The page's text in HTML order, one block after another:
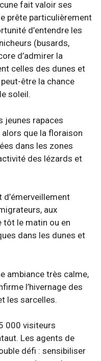
fait valoir ses
prête particulièrement
d’entendre les
(busards,
d’admirer la
celles des dunes et
être la chance
soleil.
jeunes rapaces
que la floraison
dans les zones
des lézards et
d’émerveillement
aux
tôt le matin ou en
dans les dunes et
ambiance très calme,
l’hivernage des
les sarcelles.
000 visiteurs
Les agents de
défi : sensibiliser